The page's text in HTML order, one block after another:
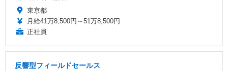
東京都
月給41万8,500円～51万8,500円
正社員
反響型フィールドセールス